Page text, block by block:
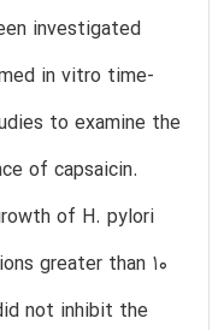
investigated
in vitro time-
to examine the
of capsaicin.
of H. pylori
greater than 10
not inhibit the